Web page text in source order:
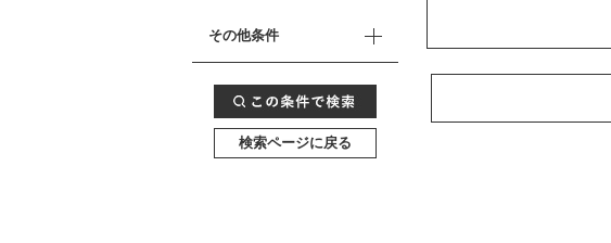
その他条件
検索ページに戻る